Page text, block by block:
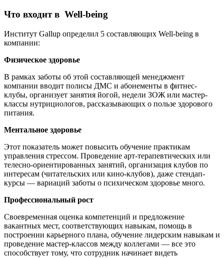
Что входит в Well-being
Институт Gallup определил 5 составляющих Well-being в
компании:
Физическое здоровье
В рамках заботы об этой составляющей менеджмент
компании вводит полисы ДМС и абонементы в фитнес-
клубы, организует занятия йогой, недели ЗОЖ или мастер-
классы нутрициологов, рассказывающих о пользе здорового
питания.
Ментальное здоровье
Этот показатель может повысить обучение практикам
управления стрессом. Проведение арт-терапевтических или
телесно-ориентированных занятий, организация клубов по
интересам (читательских или кино-клубов), даже стендап-
курсы — вариаций заботы о психическом здоровье много.
Профессиональный рост
Своевременная оценка компетенций и предложение
вакантных мест, соответствующих навыкам, помощь в
построении карьерного плана, обучение лидерским навыкам и
проведение мастер-классов между коллегами — все это
способствует тому, что сотрудник начинает видеть